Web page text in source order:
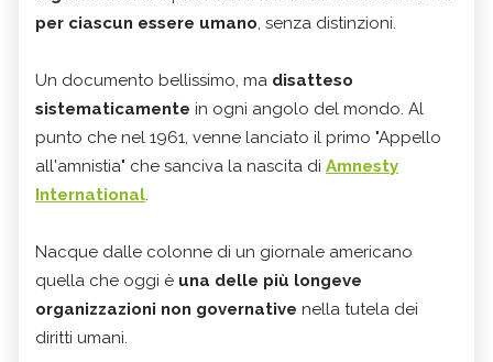
per ciascun essere umano, senza distinzioni.
Un documento bellissimo, ma disatteso
sistematicamente in ogni angolo del mondo. Al
punto che nel 1961, venne lanciato il primo "Appello
all'amnistia" che sanciva la nascita di Amnesty
International.
Nacque dalle colonne di un giornale americano
quella che oggi è una delle più longeve
organizzazioni non governative nella tutela dei
diritti umani.